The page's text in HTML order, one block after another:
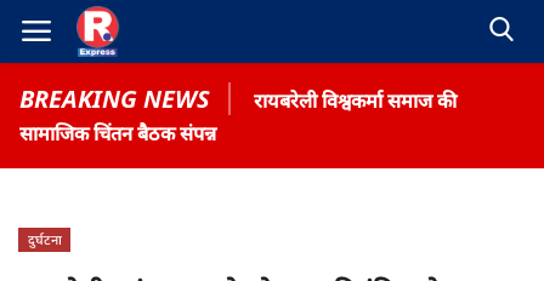
BREAKING NEWS
रायबरेली विश्वकर्मा समाज की
सामाजिक चिंतन बैठक संपन्न
Home
दुर्घटना